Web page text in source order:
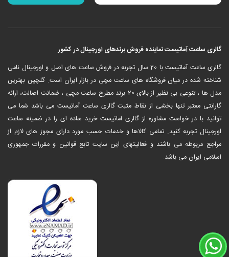
گالری ساعت آماتیست نماینده فروش برندهای اورجینال در کشور
‎گالری ساعت آماتیست با 20 سال تجربه در فروش ساعت های اصل و اورجینال نامی
شناخته شده در میان فروشگاه های ساعت مچی در بازار ایران است. گلچین بهترین
مدل ها ، تنوعی بی نظیر از بالای 20 برند مطرح ساعت مچی ، ضمانت اصالت، ارائه
گارانتی معتبر تنها بخشی از نقاط مثبت گالری ساعت آماتیست می باشد شما می
توانید با در خواست مشاوره از گالری اماتیست خرید ساده ای را در ضمینه ساعت
اورجینال تجربه کنید. تمامی کالاها و خدمات حسب مورد دارای مجوز های لازم از
مراجع مربوطه می باشند و فعالیتهای این سایت تابع قوانین و مقررات جمهوری
اسلامی ایران می باشد.